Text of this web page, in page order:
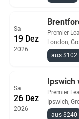
Sa
19 Dez
2026
Premier
London,
aus $102
Sa
26 Dez
2026
Ipswich
Premier
Ipswich,
aus $240